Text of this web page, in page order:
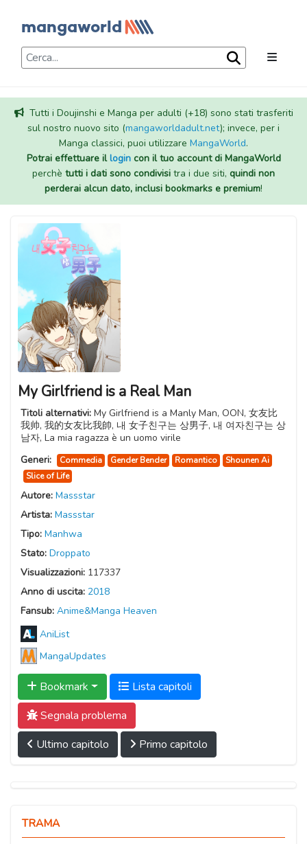
Tutti i Doujinshi e Manga per adulti (+18) sono stati trasferiti
sul nostro nuovo sito (mangaworldadult.net); invece, per i
Manga classici, puoi utilizzare MangaWorld.
Potrai effettuare illogincon il tuo account di MangaWorld
perchè tutti i dati sono condivisi tra i due siti, quindi non
perderai alcun dato, inclusi bookmarks e premium!
My Girlfriend is a Real Man
Titoli alternativi: My Girlfriend is a Manly Man, OON, 女友比
我帅, 我的女友比我帥, 내 女子친구는 상男子, 내 여자친구는 상
남자, La mia ragazza è un uomo virile
Generi:
Commedia Gender Bender Romantico
Shounen Ai
Slice of Life
Autore: Massstar
Artista: Massstar
Tipo: Manhwa
Stato: Droppato
Visualizzazioni: 117337
Anno di uscita: 2018
Fansub: Anime&Manga Heaven
AniList
MangaUpdates
Bookmark
Lista capitoli
Segnala problema
Ultimo capitolo
Primo capitolo
TRAMA